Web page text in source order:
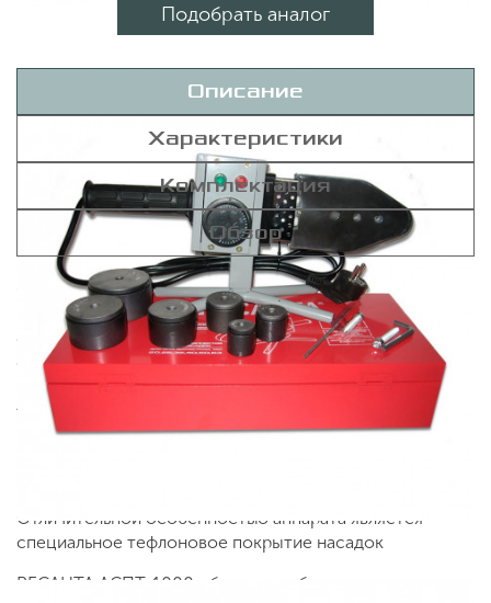
Подобрать аналог
Описание
Характеристики
Комплектация
Обзор
Сварочный аппарат РЕСАНТА АСПТ-1000 для
полипропиленных труб используется в сфере
сантехнических работ для быстрого и легкого
образования надежного соединения трубных систем.
Аппарат подходит как для опытных мастеров, так и для
новичков, не требует специального оборудования для
Отличительной особенностью аппарата является
специальное тефлоновое покрытие насадок
РЕСАНТА АСПТ-1000 обладает небольшими